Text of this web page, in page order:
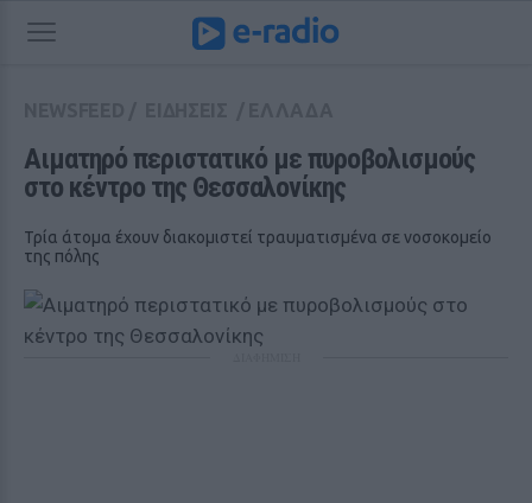
Αιματηρό περιστατικό με πυροβολισμούς
στο κέντρο της Θεσσαλονίκης
Τρία άτομα έχουν διακομιστεί τραυματισμένα σε νοσοκομείο
της πόλης